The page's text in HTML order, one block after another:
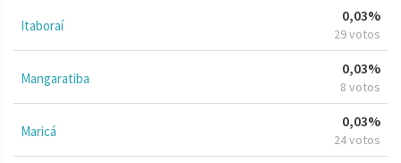
Itaboraí
0,03%
29 votos
Mangaratiba
0,03%
8 votos
Maricá
0,03%
24 votos